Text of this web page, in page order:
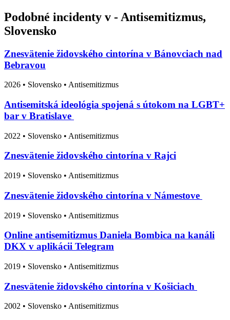
Podobné incidenty v - Antisemitizmus,
Slovensko
Znesvätenie židovského cintorína v Bánovciach nad
Bebravou
2026 • Slovensko • Antisemitizmus
Antisemitská ideológia spojená s útokom na LGBT+
bar v Bratislave
2022 • Slovensko • Antisemitizmus
Znesvätenie židovského cintorína v Rajci
2019 • Slovensko • Antisemitizmus
Znesvätenie židovského cintorína v Námestove
2019 • Slovensko • Antisemitizmus
Online antisemitizmus Daniela Bombica na kanáli
DKX v aplikácii Telegram
2019 • Slovensko • Antisemitizmus
Znesvätenie židovského cintorína v Košiciach
2002 • Slovensko • Antisemitizmus